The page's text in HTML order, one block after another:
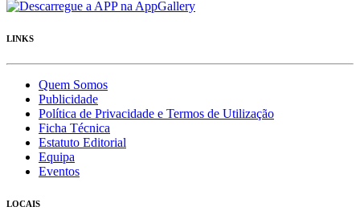
LINKS
Quem Somos
Publicidade
Política de Privacidade e Termos de Utilização
Ficha Técnica
Estatuto Editorial
Equipa
Eventos
LOCAIS